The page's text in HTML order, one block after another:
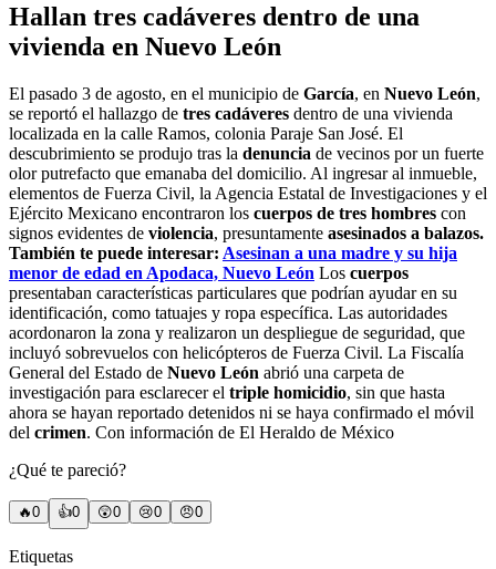
Hallan tres cadáveres dentro de una
vivienda en Nuevo León
El pasado 3 de agosto, en el municipio de García, en Nuevo León,
se reportó el hallazgo de tres cadáveres dentro de una vivienda
localizada en la calle Ramos, colonia Paraje San José. El
descubrimiento se produjo tras la denuncia de vecinos por un fuerte
olor putrefacto que emanaba del domicilio. Al ingresar al inmueble,
elementos de Fuerza Civil, la Agencia Estatal de Investigaciones y el
Ejército Mexicano encontraron los cuerpos de tres hombres con
signos evidentes de violencia, presuntamente asesinados a balazos.
También te puede interesar: Asesinan a una madre y su hija
menor de edad en Apodaca, Nuevo León Los cuerpos
presentaban características particulares que podrían ayudar en su
identificación, como tatuajes y ropa específica. Las autoridades
acordonaron la zona y realizaron un despliegue de seguridad, que
incluyó sobrevuelos con helicópteros de Fuerza Civil. La Fiscalía
General del Estado de Nuevo León abrió una carpeta de
investigación para esclarecer el triple homicidio, sin que hasta
ahora se hayan reportado detenidos ni se haya confirmado el móvil
del crimen. Con información de El Heraldo de México
¿Qué te pareció?
🔥0 👍0 😲0 😢0 😠0
Etiquetas